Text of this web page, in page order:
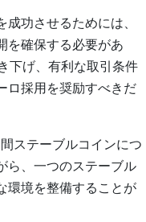
功させるためには、
を確保する必要があ
下げ、有利な取引条件
ロ採用を奨励すべきだ
ステーブルコインにつ
ら、一つのステーブル
環境を整備することが